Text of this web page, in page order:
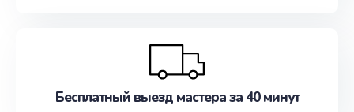
Бесплатный выезд мастера за 40 минут